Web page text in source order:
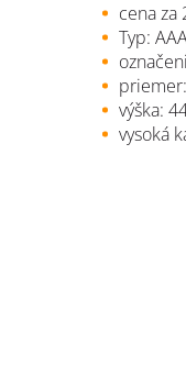
cena za
Typ:
výška:
vysoká